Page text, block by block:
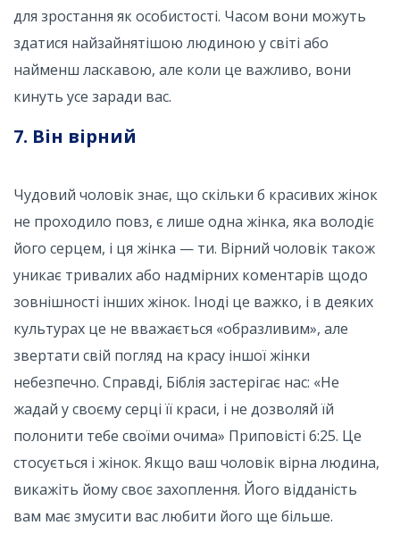
для зростання як особистості. Часом вони можуть
здатися найзайнятішою людиною у світі або
найменш ласкавою, але коли це важливо, вони
кинуть усе заради вас.
7. Він вірний
Чудовий чоловік знає, що скільки б красивих жінок
не проходило повз, є лише одна жінка, яка володіє
його серцем, і ця жінка — ти. Вірний чоловік також
уникає тривалих або надмірних коментарів щодо
зовнішності інших жінок. Іноді це важко, і в деяких
культурах це не вважається «образливим», але
звертати свій погляд на красу іншої жінки
небезпечно. Справді, Біблія застерігає нас: «Не
жадай у своєму серці її краси, і не дозволяй їй
полонити тебе своїми очима» Приповісті 6:25. Це
стосується і жінок. Якщо ваш чоловік вірна людина,
викажіть йому своє захоплення. Його відданість
вам має змусити вас любити його ще більше.